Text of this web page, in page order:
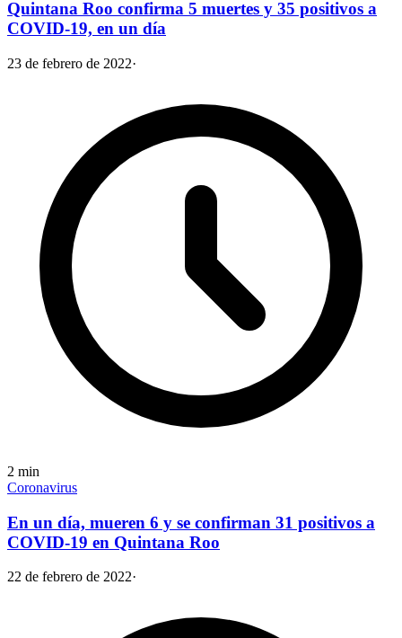
Quintana Roo confirma 5 muertes y 35 positivos a
COVID-19, en un día
23 de febrero de 2022·
2 min
Coronavirus
En un día, mueren 6 y se confirman 31 positivos a
COVID-19 en Quintana Roo
22 de febrero de 2022·